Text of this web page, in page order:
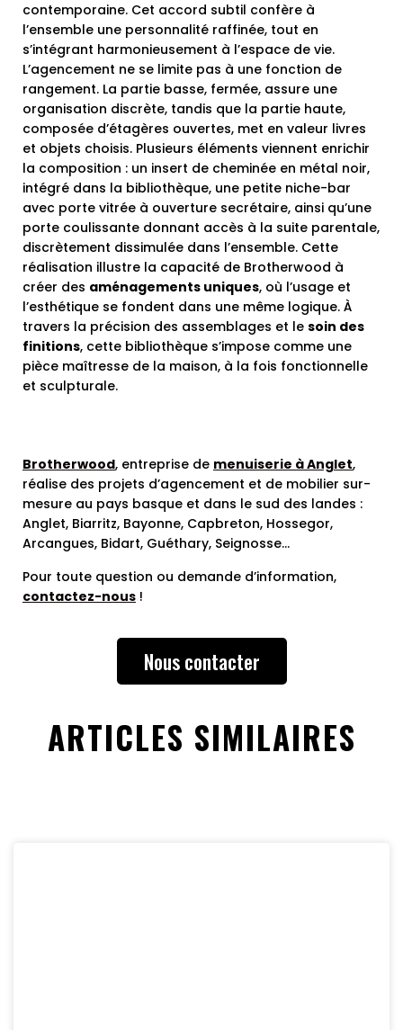
contemporaine. Cet accord subtil confère à
l’ensemble une personnalité raffinée, tout en
s’intégrant harmonieusement à l’espace de vie.
L’agencement ne se limite pas à une fonction de
rangement. La partie basse, fermée, assure une
organisation discrète, tandis que la partie haute,
composée d’étagères ouvertes, met en valeur livres
et objets choisis. Plusieurs éléments viennent enrichir
la composition : un insert de cheminée en métal noir,
intégré dans la bibliothèque, une petite niche-bar
avec porte vitrée à ouverture secrétaire, ainsi qu’une
porte coulissante donnant accès à la suite parentale,
discrètement dissimulée dans l’ensemble. Cette
réalisation illustre la capacité de Brotherwood à
créer des aménagements uniques, où l’usage et
l’esthétique se fondent dans une même logique. À
travers la précision des assemblages et le soin des
finitions, cette bibliothèque s’impose comme une
pièce maîtresse de la maison, à la fois fonctionnelle
et sculpturale.
Brotherwood, entreprise de menuiserie à Anglet,
réalise des projets d’agencement et de mobilier sur-
mesure au pays basque et dans le sud des landes :
Anglet, Biarritz, Bayonne, Capbreton, Hossegor,
Arcangues, Bidart, Guéthary, Seignosse…
Pour toute question ou demande d’information,
contactez-nous !
Nous contacter
ARTICLES SIMILAIRES